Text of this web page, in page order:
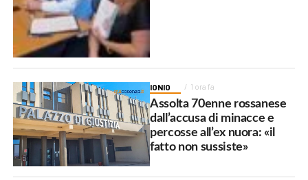
IONIO 1 ora fa
Assolta 70enne rossanese
dall’accusa di minacce e
percosse all’ex nuora: «il
fatto non sussiste»